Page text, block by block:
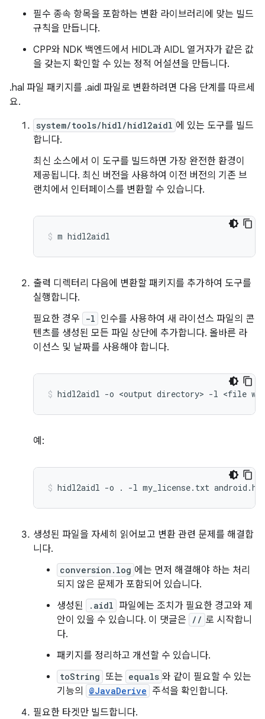
필수 종속 항목을 포함하는 변환 라이브러리에 맞는 빌드
규칙을 만듭니다.
CPP와 NDK 백엔드에서 HIDL과 AIDL 열거자가 같은 값
을 갖는지 확인할 수 있는 정적 어설션을 만듭니다.
.hal 파일 패키지를 .aidl 파일로 변환하려면 다음 단계를 따르세
요.
system/tools/hidl/hidl2aidl 에 있는 도구를 빌드
합니다.
최신 소스에서 이 도구를 빌드하면 가장 완전한 환경이
제공됩니다. 최신 버전을 사용하여 이전 버전의 기존 브
랜치에서 인터페이스를 변환할 수 있습니다.
m hidl2aidl
출력 디렉터리 다음에 변환할 패키지를 추가하여 도구를
실행합니다.
필요한 경우
-l 인수를 사용하여 새 라이선스 파일의 콘
텐츠를 생성된 모든 파일 상단에 추가합니다. 올바른 라
이선스 및 날짜를 사용해야 합니다.
hidl2aidl -o <output directory> -l <file
예:
hidl2aidl -o . -l my_license. txt android .
생성된 파일을 자세히 읽어보고 변환 관련 문제를 해결합
니다.
conversion.log 에는 먼저 해결해야 하는 처리
되지 않은 문제가 포함되어 있습니다.
생성된
.aidl 파일에는 조치가 필요한 경고와 제
안이 있을 수 있습니다. 이 댓글은
// 로 시작합니
다.
패키지를 정리하고 개선할 수 있습니다.
toString 또는 equals 와 같이 필요할 수 있는
기능의
@JavaDerive 주석을 확인합니다.
필요한 타겟만 빌드합니다.